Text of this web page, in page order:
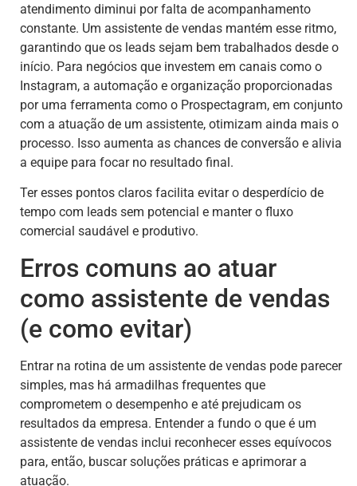
atendimento diminui por falta de acompanhamento
constante. Um assistente de vendas mantém esse ritmo,
garantindo que os leads sejam bem trabalhados desde o
início. Para negócios que investem em canais como o
Instagram, a automação e organização proporcionadas
por uma ferramenta como o Prospectagram, em conjunto
com a atuação de um assistente, otimizam ainda mais o
processo. Isso aumenta as chances de conversão e alivia
a equipe para focar no resultado final.
Ter esses pontos claros facilita evitar o desperdício de
tempo com leads sem potencial e manter o fluxo
comercial saudável e produtivo.
Erros comuns ao atuar
como assistente de vendas
(e como evitar)
Entrar na rotina de um assistente de vendas pode parecer
simples, mas há armadilhas frequentes que
comprometem o desempenho e até prejudicam os
resultados da empresa. Entender a fundo o que é um
assistente de vendas inclui reconhecer esses equívocos
para, então, buscar soluções práticas e aprimorar a
atuação.